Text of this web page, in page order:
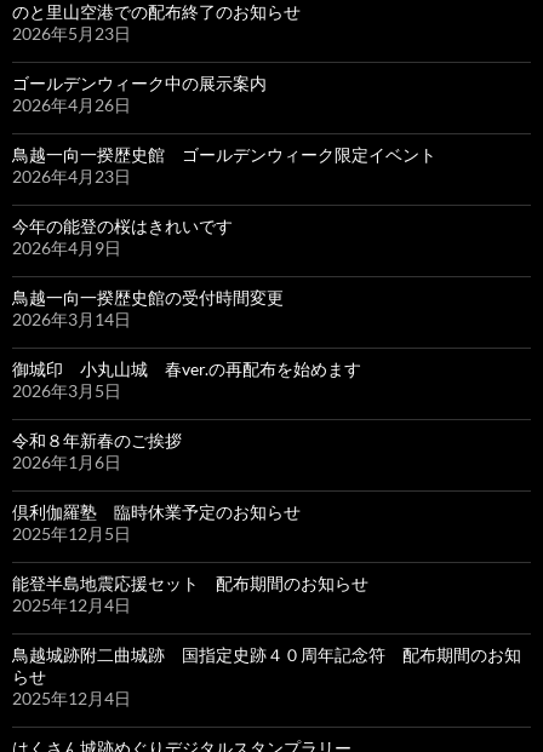
のと里山空港での配布終了のお知らせ
2026年5月23日
ゴールデンウィーク中の展示案内
2026年4月26日
鳥越一向一揆歴史館 ゴールデンウィーク限定イベント
2026年4月23日
今年の能登の桜はきれいです
2026年4月9日
鳥越一向一揆歴史館の受付時間変更
2026年3月14日
御城印 小丸山城 春ver.の再配布を始めます
2026年3月5日
令和８年新春のご挨拶
2026年1月6日
倶利伽羅塾 臨時休業予定のお知らせ
2025年12月5日
能登半島地震応援セット 配布期間のお知らせ
2025年12月4日
鳥越城跡附二曲城跡 国指定史跡４０周年記念符 配布期間のお知
らせ
2025年12月4日
はくさん城跡めぐりデジタルスタンプラリー